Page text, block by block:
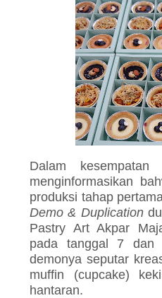
Dalam
menginformasikan
produksi tahap
Demo & Duplication
Pastry Art Akpar
pada tanggal 7 dan
demonya seputar
muffin (cupcake)
hantaran.